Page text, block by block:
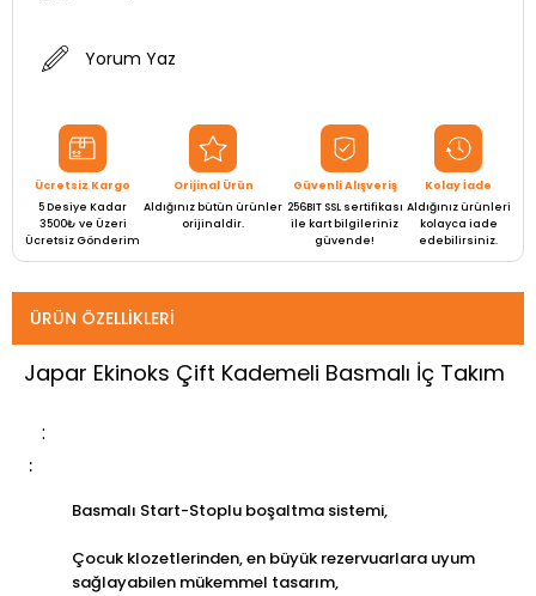
Yorum Yaz
Ücretsiz Kargo
5 Desiye Kadar
3500₺ ve Üzeri
Ücretsiz Gönderim
Orijinal Ürün
Aldığınız bütün ürünler
orijinaldir.
Güvenli Alışveriş
256BIT SSL sertifikası
ile kart bilgileriniz
güvende!
Kolay İade
Aldığınız ürünleri
kolayca iade
edebilirsiniz.
ÜRÜN ÖZELLIKLERI
Japar Ekinoks Çift Kademeli Basmalı İç Takım
Basmalı Start-Stoplu boşaltma sistemi,
Çocuk klozetlerinden, en büyük rezervuarlara uyum
sağlayabilen mükemmel tasarım,